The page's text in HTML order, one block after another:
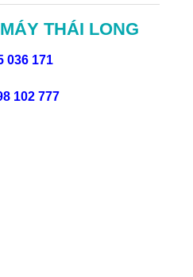
THÁI LONG
036 171
102 777